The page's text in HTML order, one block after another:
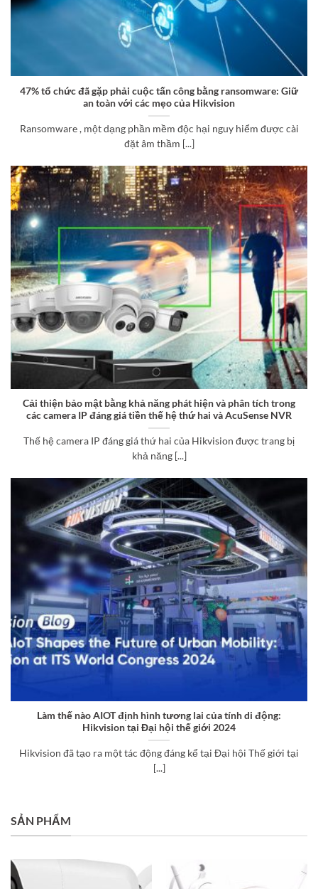
47% tổ chức đã gặp phải cuộc tấn công bằng ransomware: Giữ
an toàn với các mẹo của Hikvision
Ransomware , một dạng phần mềm độc hại nguy hiểm được cài
đặt âm thầm [...]
Cải thiện bảo mật bằng khả năng phát hiện và phân tích trong
các camera IP đáng giá tiền thế hệ thứ hai và AcuSense NVR
Thế hệ camera IP đáng giá thứ hai của Hikvision được trang bị
khả năng [...]
Làm thế nào AIOT định hình tương lai của tính di động:
Hikvision tại Đại hội thế giới 2024
Hikvision đã tạo ra một tác động đáng kể tại Đại hội Thế giới tại
[...]
SẢN PHẨM